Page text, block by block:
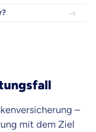
–
mit dem Ziel